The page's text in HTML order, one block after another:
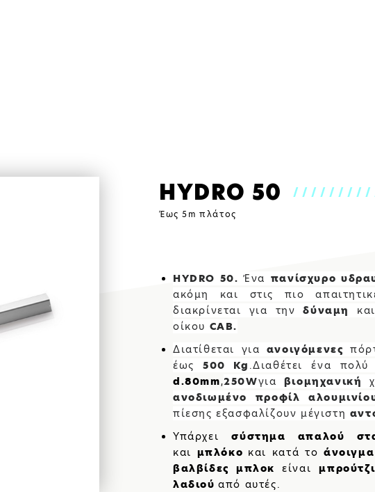
ΕΦΑΡΜΟΓΕΣ
ΑΛΟΥΜΙΝΙΟΥ
ΚΑΤΑΣΚΕΥΕΣ
ΣΙΔΗΡΟΥ
HYDRO 50
Έως 5m πλάτος
HYDRO 50.Ένα πανίσχυρο
ακόμη και στις πιο
διακρίνεται για τηνδύναμη
οίκου CAB.
Διατίθεται για ανοιγόμενες
έως500 Kg .Διαθέτει ένα πολύ
d.80mm,250Wγια βιομηχανική
ανοδιωμένο προφίλ
πίεσης εξασφαλίζουν μέγιστη
Υπάρχεισύστημα απαλού
και μπλόκο και κατά το άνοιγμα
βαλβίδες μπλοκείναι
λαδιούαπό αυτές.